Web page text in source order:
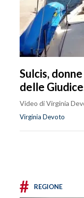
Sulcis,
delle
Video di Virginia
Virginia Devoto
# REGIONE